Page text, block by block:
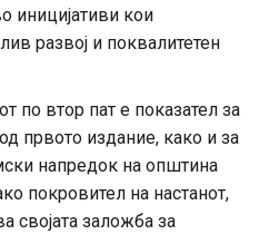
иницијативи кои
развој и поквалитетен
по втор пат е показател за
првото издание, како и за
напредок на општина
покровител на настанот,
својата заложба за